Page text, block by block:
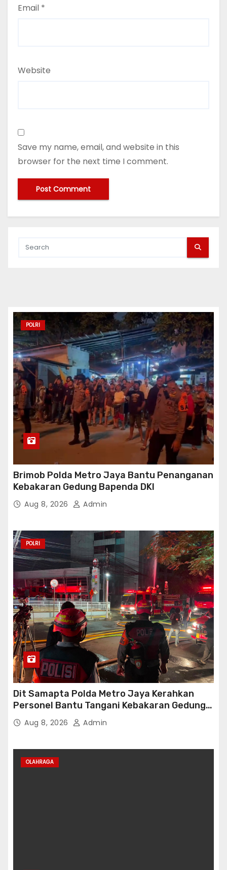
Email *
Website
Save my name, email, and website in this
browser for the next time I comment.
POLRI
Brimob Polda Metro Jaya Bantu Penanganan
Kebakaran Gedung Bapenda DKI
Aug 8, 2026 Admin
POLRI
Dit Samapta Polda Metro Jaya Kerahkan
Personel Bantu Tangani Kebakaran Gedung
Bapenda
Aug 8, 2026 Admin
OLAHRAGA